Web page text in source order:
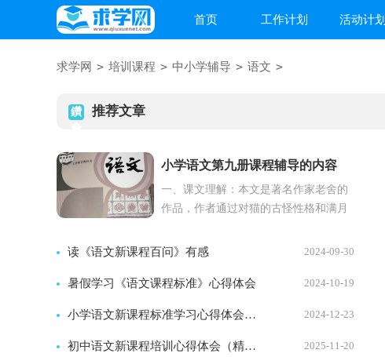
首页 工作计划 活动计划
求学网 > 培训课程 > 中小学辅导 > 语文 >
推荐文章
小学语文第九册课程辅导的内容
一、课文理解：本文是著名作家老舍的
作品，作者通过对猫的古怪性格和满月
读《语文新课程百问》有感 2024-09-30
暑假学习《语文课程标准》心得体会 2024-10-19
小学语文新课程标准学习心得体会范文（精选4篇） 2024-12-23
初中语文新课程培训心得体会（精选3篇） 2025-11-20